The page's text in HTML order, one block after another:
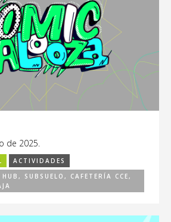
de 2025.
ACTIVIDADES
SUBSUELO, CAFETERÍA CCE,